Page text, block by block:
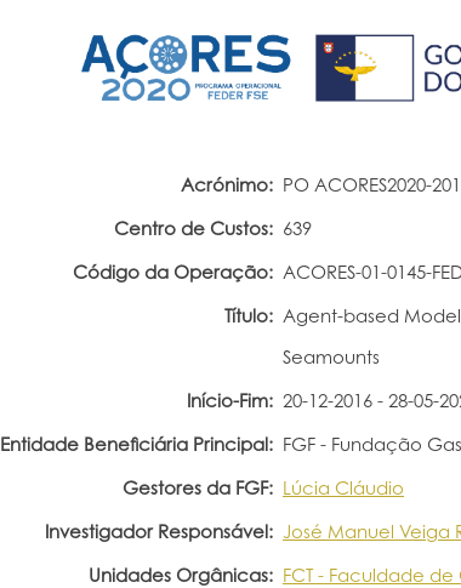
Acrónimo: PO ACORES2020-
Centro de Custos: 639
Código da Operação: ACORES-01-0145-
Título: Agent-based
Seamounts
Início-Fim: 20-12-2016 - 28-05-
Entidade Beneficiária Principal: FGF - Fundação
Gestores da FGF: Lúcia Cláudio
Investigador Responsável: José Manuel Veiga
Unidades Orgânicas: FCT - Faculdade